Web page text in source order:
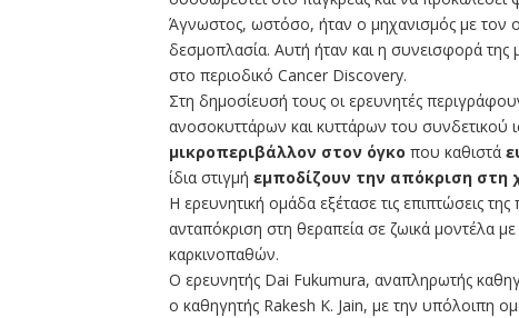
Άγνωστος, ωστόσο, ήταν ο μηχανισμός με τον
δεσμοπλασία. Αυτή ήταν και η συνεισφορά της
στο περιοδικό Cancer Discovery.
Στη δημοσίευσή τους οι ερευνητές
ανοσοκυττάρων και κυττάρων του συνδετικού
μικροπεριβάλλον στον όγκο που καθιστά
ίδια στιγμή εμποδίζουν την απόκριση στη
Η ερευνητική ομάδα εξέτασε τις επιπτώσεις
ανταπόκριση στη θεραπεία σε ζωικά μοντέλα
καρκινοπαθών.
Ο ερευνητής Dai Fukumura, αναπληρωτής
ο καθηγητής Rakesh K. Jain, με την υπόλοιπη